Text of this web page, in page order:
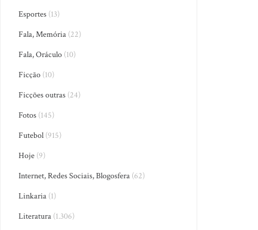
Esportes (13)
Fala, Memória (22)
Fala, Oráculo (10)
Ficção (10)
Ficções outras (24)
Fotos (145)
Futebol (915)
Hoje (9)
Internet, Redes Sociais, Blogosfera (62)
Linkaria (1)
Literatura (1.306)